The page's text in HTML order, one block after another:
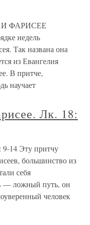
ФАРИСЕЕ
недель
Так названа она
из Евангелия
В притче,
научает
Лк. 18:
14 Эту притчу
большинство из
себя
— ложный путь, он
человек